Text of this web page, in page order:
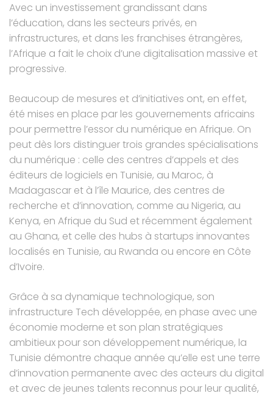
Avec un investissement grandissant dans
l’éducation, dans les secteurs privés, en
infrastructures, et dans les franchises étrangères,
l’Afrique a fait le choix d’une digitalisation massive et
progressive.
Beaucoup de mesures et d’initiatives ont, en effet,
été mises en place par les gouvernements africains
pour permettre l’essor du numérique en Afrique. On
peut dès lors distinguer trois grandes spécialisations
du numérique : celle des centres d’appels et des
éditeurs de logiciels en Tunisie, au Maroc, à
Madagascar et à l’île Maurice, des centres de
recherche et d’innovation, comme au Nigeria, au
Kenya, en Afrique du Sud et récemment également
au Ghana, et celle des hubs à startups innovantes
localisés en Tunisie, au Rwanda ou encore en Côte
d’Ivoire.
Grâce à sa dynamique technologique, son
infrastructure Tech développée, en phase avec une
économie moderne et son plan stratégiques
ambitieux pour son développement numérique, la
Tunisie démontre chaque année qu’elle est une terre
d’innovation permanente avec des acteurs du digital
et avec de jeunes talents reconnus pour leur qualité,